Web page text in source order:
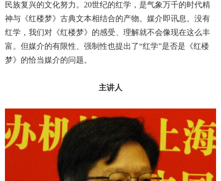
民族复兴的文化努力。 20世纪的红学，是气象万千的时代精
神与《红楼梦》古典文本相结合的产物。媒介即讯息。没有
红学，我们对《红楼梦》的感受、理解就不会像现在这么丰
富。但媒介的有限性、强制性也提出了“红学”是否是《红楼
梦》的恰当媒介的问题。
主讲人